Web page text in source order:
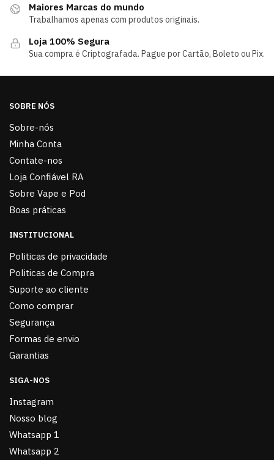
Maiores Marcas do mundo
Trabalhamos apenas com produtos originais.
Loja 100% Segura
Sua compra é Criptografada. Pague por Cartão, Boleto ou Pix.
SOBRE NÓS
Sobre-nós
Minha Conta
Contate-nos
Loja Confiável RA
Sobre Vape e Pod
Boas práticas
INSTITUCIONAL
Politicas de privacidade
Politicas de Compra
Suporte ao cliente
Como comprar
Segurança
Formas de envio
Garantias
SIGA-NOS
Instagram
Nosso blog
Whatsapp 1
Whatsapp 2